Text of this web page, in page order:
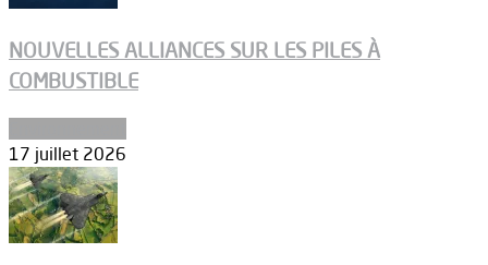
NOUVELLES ALLIANCES SUR LES PILES À
COMBUSTIBLE
17 juillet 2026